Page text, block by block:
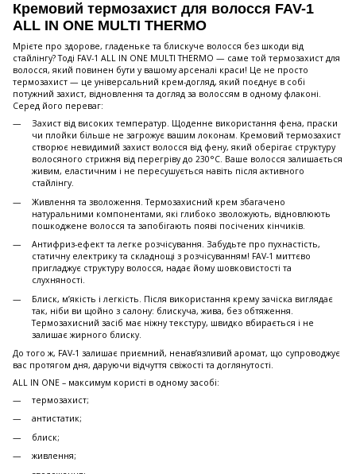
Кремовий термозахист для волосся FAV-1
ALL IN ONE MULTI THERMO
Мрієте про здорове, гладеньке та блискуче волосся без шкоди від
стайлінгу? Тоді FAV-1 ALL IN ONE MULTI THERMO — саме той термозахист для
волосся, який повинен бути у вашому арсеналі краси! Це не просто
термозахист — це універсальний крем-догляд, який поєднує в собі
потужний захист, відновлення та догляд за волоссям в одному флаконі.
Серед його переваг:
Захист від високих температур. Щоденне використання фена, праски
чи плойки більше не загрожує вашим локонам. Кремовий термозахист
створює невидимий захист волосся від фену, який оберігає структуру
волосяного стрижня від перегріву до 230°C. Ваше волосся залишається
живим, еластичним і не пересушується навіть після активного
стайлінгу.
Живлення та зволоження. Термозахисний крем збагачено
натуральними компонентами, які глибоко зволожують, відновлюють
пошкоджене волосся та запобігають появі посічених кінчиків.
Антифриз-ефект та легке розчісування. Забудьте про пухнастість,
статичну електрику та складнощі з розчісуванням! FAV-1 миттєво
пригладжує структуру волосся, надає йому шовковистості та
слухняності.
Блиск, м’якість і легкість. Після використання крему зачіска виглядає
так, ніби ви щойно з салону: блискуча, жива, без обтяження.
Термозахисний засіб має ніжну текстуру, швидко вбирається і не
залишає жирного блиску.
До того ж, FAV-1 залишає приємний, ненав’язливий аромат, що супроводжує
вас протягом дня, даруючи відчуття свіжості та доглянутості.
ALL IN ONE – максимум користі в одному засобі:
термозахист;
антистатик;
блиск;
живлення;